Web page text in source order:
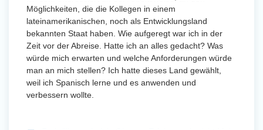
Möglichkeiten, die die Kollegen in einem
lateinamerikanischen, noch als Entwicklungsland
bekannten Staat haben. Wie aufgeregt war ich in der
Zeit vor der Abreise. Hatte ich an alles gedacht? Was
würde mich erwarten und welche Anforderungen würde
man an mich stellen? Ich hatte dieses Land gewählt,
weil ich Spanisch lerne und es anwenden und
verbessern wollte.